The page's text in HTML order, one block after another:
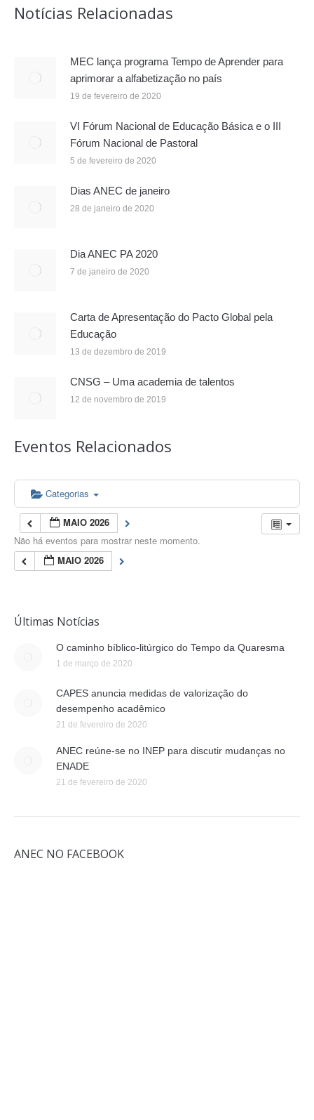
Notícias Relacionadas
MEC lança programa Tempo de Aprender para
aprimorar a alfabetização no país
19 de fevereiro de 2020
VI Fórum Nacional de Educação Básica e o III
Fórum Nacional de Pastoral
5 de fevereiro de 2020
Dias ANEC de janeiro
28 de janeiro de 2020
Dia ANEC PA 2020
7 de janeiro de 2020
Carta de Apresentação do Pacto Global pela
Educação
13 de dezembro de 2019
CNSG – Uma academia de talentos
12 de novembro de 2019
Eventos Relacionados
Categorias
MAIO 2026
Não há eventos para mostrar neste momento.
MAIO 2026
Últimas Notícias
O caminho bíblico-litúrgico do Tempo da Quaresma
1 de março de 2020
CAPES anuncia medidas de valorização do
desempenho acadêmico
21 de fevereiro de 2020
ANEC reúne-se no INEP para discutir mudanças no
ENADE
21 de fevereiro de 2020
ANEC NO FACEBOOK